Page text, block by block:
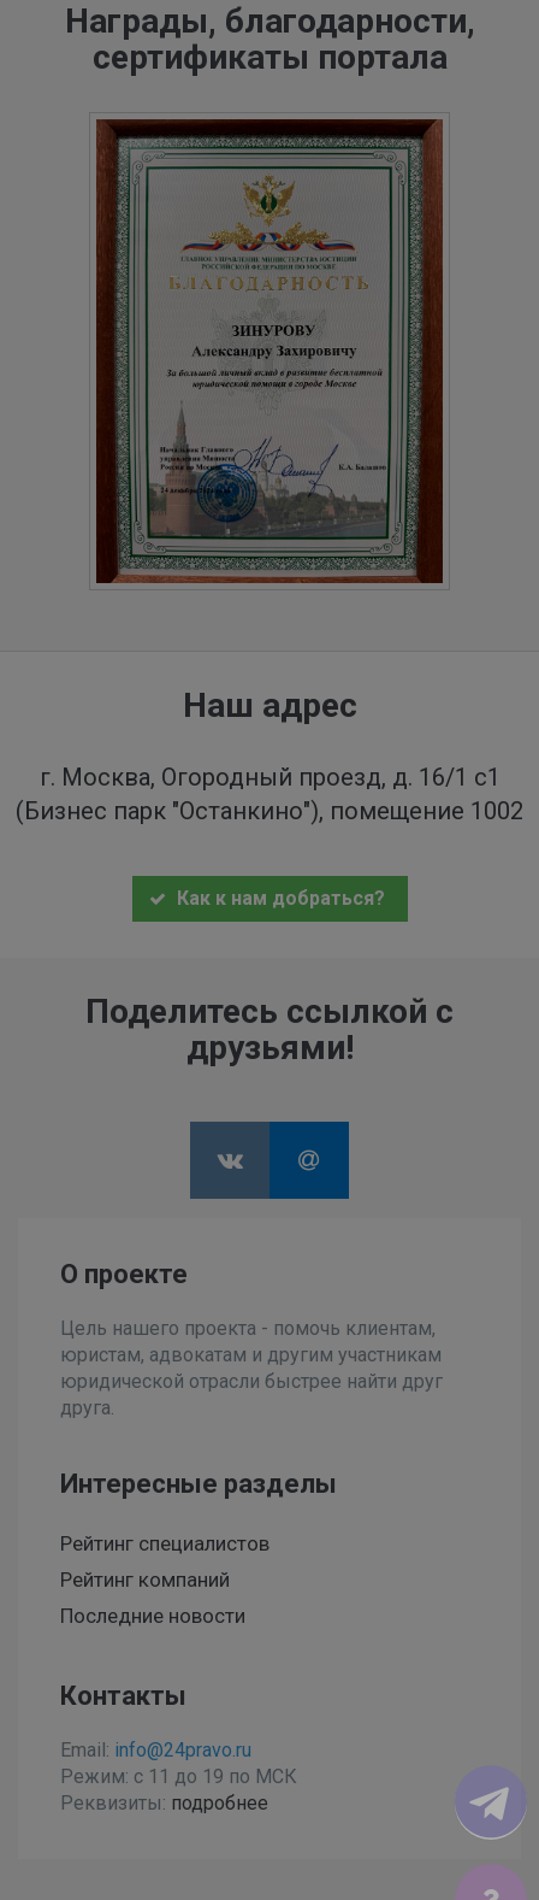
Награды, благодарности,
сертификаты портала
Наш адрес
г. Москва, Огородный проезд, д. 16/1 с1
(Бизнес парк "Останкино"), помещение 1002
Как к нам добраться?
Поделитесь ссылкой с
друзьями!
О проекте
Цель нашего проекта - помочь клиентам,
юристам, адвокатам и другим участникам
юридической отрасли быстрее найти друг
друга.
Интересные разделы
Рейтинг специалистов
Рейтинг компаний
Последние новости
Контакты
Email: info@24pravo.ru
Режим: с 11 до 19 по МСК
Реквизиты: подробнее